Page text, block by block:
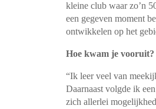
kleine club waar zo’n
een gegeven moment
ontwikkelen op het
Hoe kwam je vooruit?
“Ik leer veel van
Daarnaast volgde ik
zich allerlei